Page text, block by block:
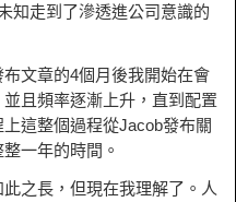
知走到了滲透進公司意識的
文章的4個月後我開始在會
且頻率逐漸上升，直到配置
這整個過程從Jacob發布關
一年的時間。
之長，但現在我理解了。人